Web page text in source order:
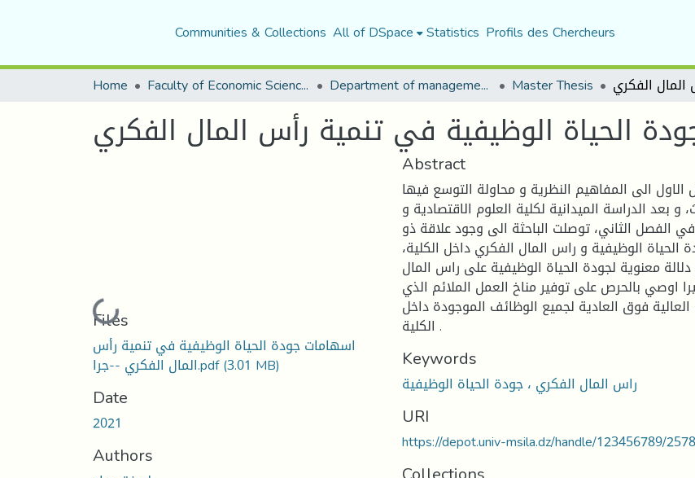
Communities & Collections All of DSpace Statistics Profils des Chercheurs
Home Faculty of Economic Sciences, Commerce and Management Sciences Department of management sciences Master Thesis
الحياة الوظيفية في تنمية رأس المال الفكري
Loading...
Files
اسهامات جودة الحياة الوظيفية في تنمية رأس
المال الفكري --جرا.pdf(3.01 MB)
Date
2021
Authors
Abstract
الى المفاهيم النظرية و محاولة التوسع فيها
و بعد الدراسة الميدانية لكلية العلوم الاقتصادية و
في الفصل الثاني، توصلت الباحثة الى وجود علاقة ذو
الحياة الوظيفية و راس المال الفكري داخل الكلية،
معنوية لجودة الحياة الوظيفية على راس المال
اوصي بالحرص على توفير مناخ العمل الملائم الذي
فوق العادية لجميع الوظائف الموجودة داخل
الكلية .
Keywords
راس المال الفكري ، جودة الحياة الوظيفية
URI
https://depot.univ-msila.dz/handle/123456789/